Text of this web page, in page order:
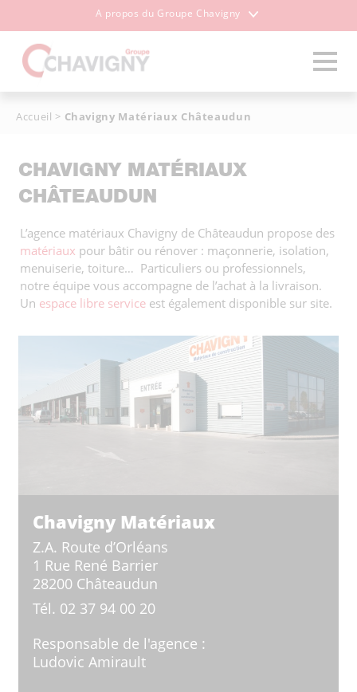
A propos du Groupe Chavigny
Accueil > Chavigny Matériaux Châteaudun
CHAVIGNY MATÉRIAUX
CHÂTEAUDUN
L’agence matériaux Chavigny de Châteaudun propose des
matériaux pour bâtir ou rénover : maçonnerie, isolation,
menuiserie, toiture… Particuliers ou professionnels,
notre équipe vous accompagne de l’achat à la livraison.
Un espace libre service est également disponible sur site.
Chavigny Matériaux
Z.A. Route d’Orléans
1 Rue René Barrier
28200 Châteaudun
Tél. 02 37 94 00 20
Responsable de l'agence :
Ludovic Amirault